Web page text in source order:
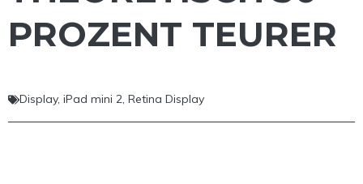
PROZENT TEURER
Display, iPad mini 2, Retina Display